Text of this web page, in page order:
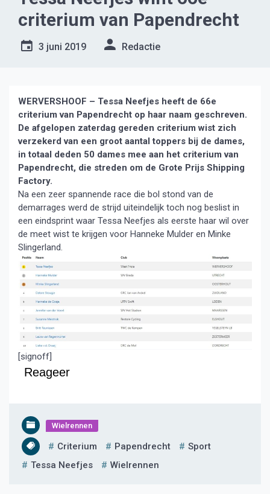
criterium van Papendrecht
3 juni 2019 Redactie
WERVERSHOOF – Tessa Neefjes heeft de 66e
criterium van Papendrecht op haar naam geschreven.
De afgelopen zaterdag gereden criterium wist zich
verzekerd van een groot aantal toppers bij de dames,
in totaal deden 50 dames mee aan het criterium van
Papendrecht, die streden om de Grote Prijs Shipping
Factory.
Na een zeer spannende race die bol stond van de
demarrages werd de strijd uiteindelijk toch nog beslist in
een eindsprint waar Tessa Neefjes als eerste haar wil over
de meet wist te krijgen voor Hanneke Mulder en Minke
Slingerland.
[signoff]
Reageer
Wielrennen
Criterium Papendrecht
Sport
Tessa Neefjes
Wielrennen